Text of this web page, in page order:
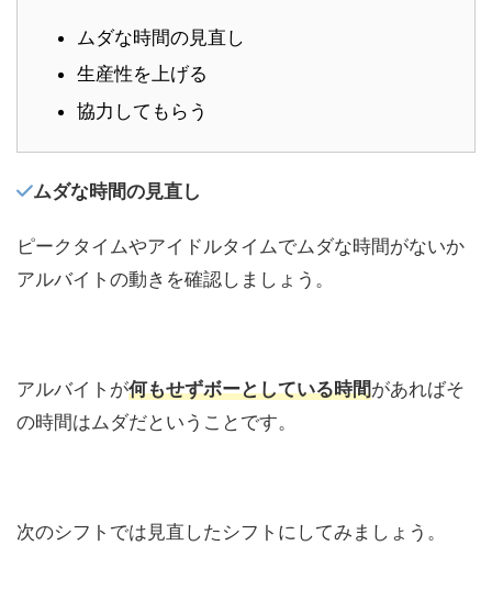
ムダな時間の見直し
生産性を上げる
協力してもらう
ムダな時間の見直し
ピークタイムやアイドルタイムでムダな時間がないか
アルバイトの動きを確認しましょう。
アルバイトが何もせずボーとしている時間があればそ
の時間はムダだということです。
次のシフトでは見直したシフトにしてみましょう。